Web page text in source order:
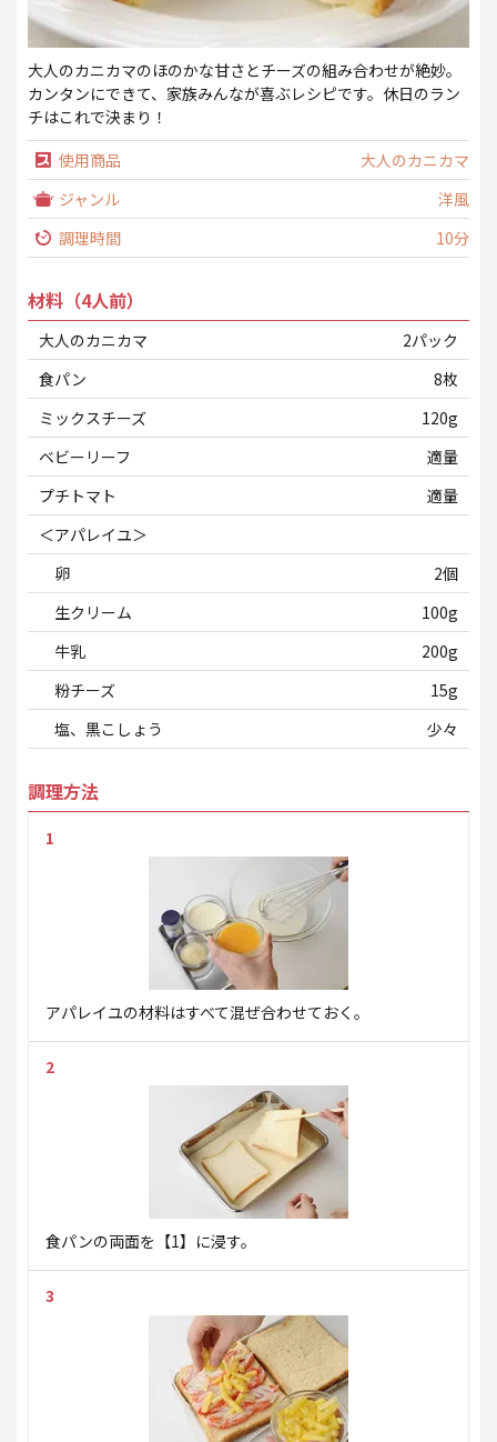
大人のカニカマのほのかな甘さとチーズの組み合わせが絶妙。
カンタンにできて、家族みんなが喜ぶレシピです。休日のラン
チはこれで決まり！
使用商品
大人のカニカマ
ジャンル
洋風
調理時間
10分
材料（4人前）
大人のカニカマ
2パック
食パン
8枚
ミックスチーズ
120g
ベビーリーフ
適量
プチトマト
適量
＜アパレイユ＞
卵
2個
生クリーム
100g
牛乳
200g
粉チーズ
15g
塩、黒こしょう
少々
調理方法
1
アパレイユの材料はすべて混ぜ合わせておく。
2
食パンの両面を【1】に浸す。
3